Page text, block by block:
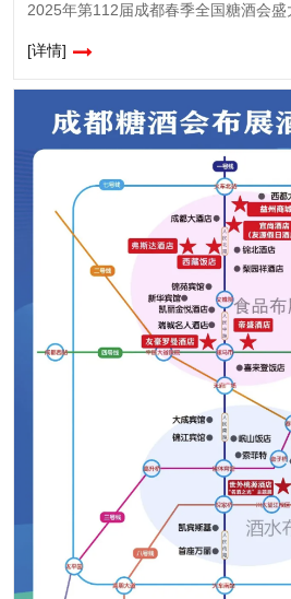
[详情]